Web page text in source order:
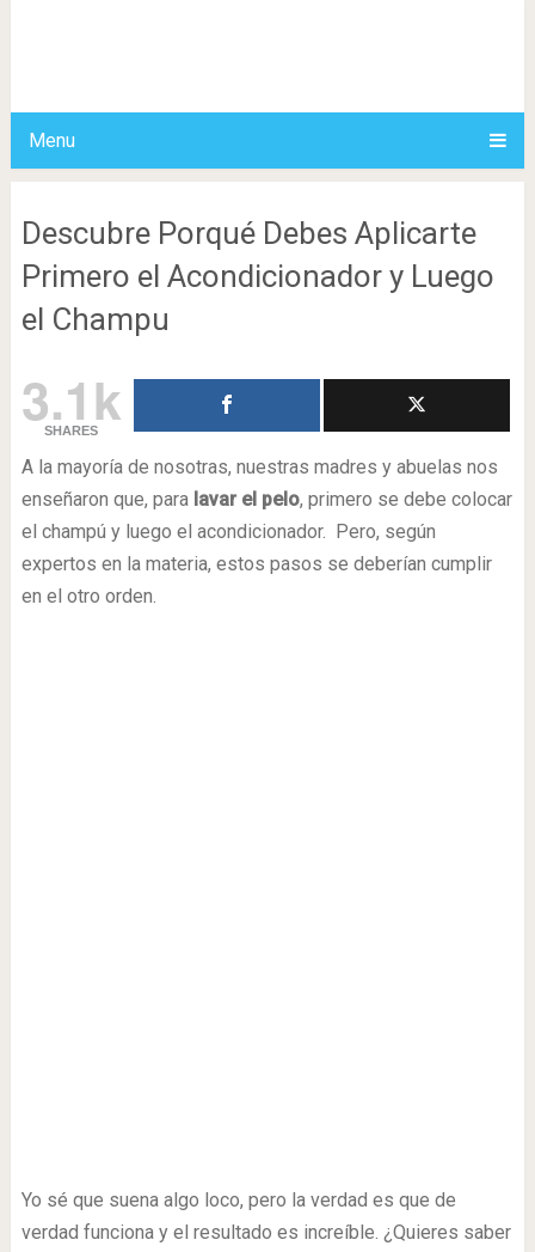
Menu
Descubre Porqué Debes Aplicarte
Primero el Acondicionador y Luego
el Champu
3.1k
SHARES
A la mayoría de nosotras, nuestras madres y abuelas nos
enseñaron que, para lavar el pelo, primero se debe colocar
el champú y luego el acondicionador. Pero, según
expertos en la materia, estos pasos se deberían cumplir
en el otro orden.
Yo sé que suena algo loco, pero la verdad es que de
verdad funciona y el resultado es increíble. ¿Quieres saber